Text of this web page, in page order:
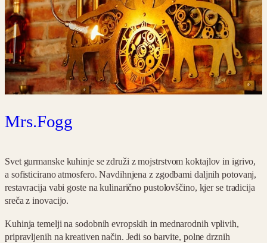
Mrs.Fogg
Svet gurmanske kuhinje se združi z mojstrstvom koktajlov in igrivo,
a sofisticirano atmosfero. Navdihnjena z zgodbami daljnih potovanj,
restavracija vabi goste na kulinarično pustolovščino, kjer se tradicija
sreča z inovacijo.
Kuhinja temelji na sodobnih evropskih in mednarodnih vplivih,
pripravljenih na kreativen način. Jedi so barvite, polne drznih